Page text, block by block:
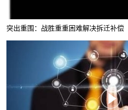
突出重围：战胜重重困难解决拆迁补偿